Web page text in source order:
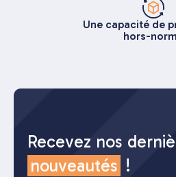
Une capacité de
hors-
Recevez nos
nouveautés !